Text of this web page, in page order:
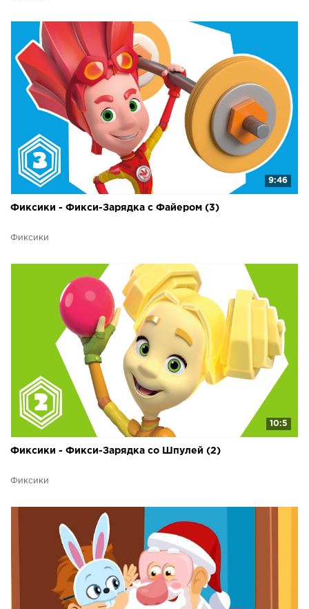
9:46
Фиксики - Фикси-Зарядка с Файером (3)
Фиксики
10:5
Фиксики - Фикси-Зарядка со Шпулей (2)
Фиксики